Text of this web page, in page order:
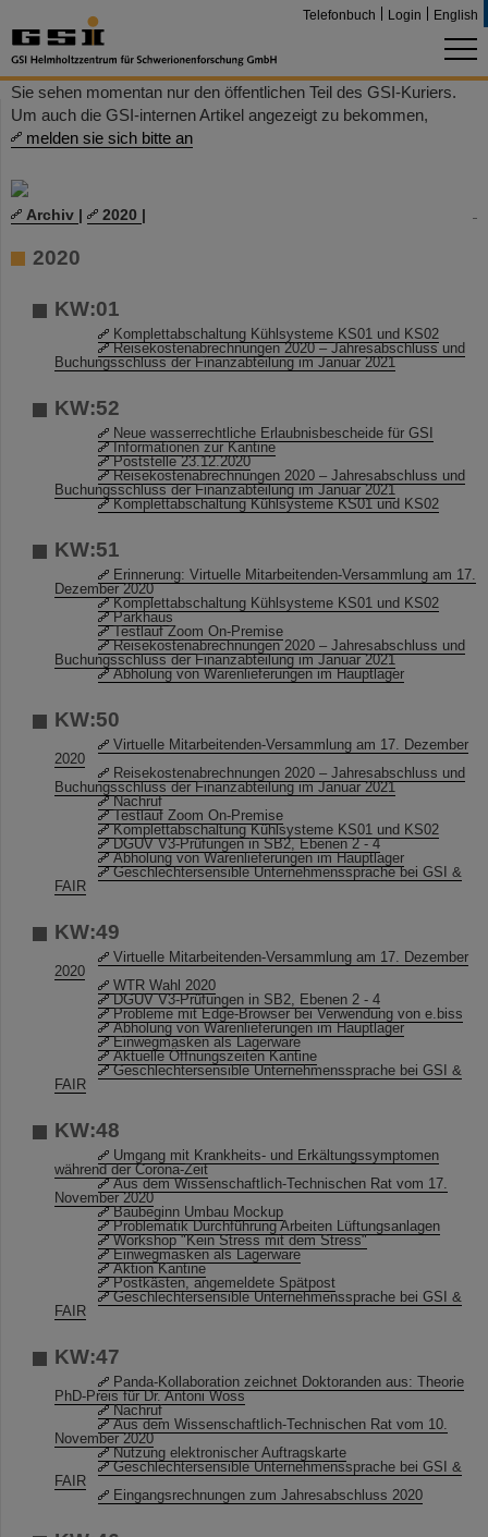
Telefonbuch Login English
Sie sehen momentan nur den öffentlichen Teil des GSI-Kuriers.
Um auch die GSI-internen Artikel angezeigt zu bekommen,
melden sie sich bitte an
Archiv | 2020 |
2020
KW:01
Komplettabschaltung Kühlsysteme KS01 und KS02
Reisekostenabrechnungen 2020 – Jahresabschluss und
Buchungsschluss der Finanzabteilung im Januar 2021
KW:52
Neue wasserrechtliche Erlaubnisbescheide für GSI
Informationen zur Kantine
Poststelle 23.12.2020
Reisekostenabrechnungen 2020 – Jahresabschluss und
Buchungsschluss der Finanzabteilung im Januar 2021
Komplettabschaltung Kühlsysteme KS01 und KS02
KW:51
Erinnerung: Virtuelle Mitarbeitenden-Versammlung am 17.
Dezember 2020
Komplettabschaltung Kühlsysteme KS01 und KS02
Parkhaus
Testlauf Zoom On-Premise
Reisekostenabrechnungen 2020 – Jahresabschluss und
Buchungsschluss der Finanzabteilung im Januar 2021
Abholung von Warenlieferungen im Hauptlager
KW:50
Virtuelle Mitarbeitenden-Versammlung am 17. Dezember
2020
Reisekostenabrechnungen 2020 – Jahresabschluss und
Buchungsschluss der Finanzabteilung im Januar 2021
Nachruf
Testlauf Zoom On-Premise
Komplettabschaltung Kühlsysteme KS01 und KS02
DGUV V3-Prüfungen in SB2, Ebenen 2 - 4
Abholung von Warenlieferungen im Hauptlager
Geschlechtersensible Unternehmenssprache bei GSI &
FAIR
KW:49
Virtuelle Mitarbeitenden-Versammlung am 17. Dezember
2020
WTR Wahl 2020
DGUV V3-Prüfungen in SB2, Ebenen 2 - 4
Probleme mit Edge-Browser bei Verwendung von e.biss
Abholung von Warenlieferungen im Hauptlager
Einwegmasken als Lagerware
Aktuelle Öffnungszeiten Kantine
Geschlechtersensible Unternehmenssprache bei GSI &
FAIR
KW:48
Umgang mit Krankheits- und Erkältungssymptomen
während der Corona-Zeit
Aus dem Wissenschaftlich-Technischen Rat vom 17.
November 2020
Baubeginn Umbau Mockup
Problematik Durchführung Arbeiten Lüftungsanlagen
Workshop "Kein Stress mit dem Stress"
Einwegmasken als Lagerware
Aktion Kantine
Postkästen, angemeldete Spätpost
Geschlechtersensible Unternehmenssprache bei GSI &
FAIR
KW:47
Panda-Kollaboration zeichnet Doktoranden aus: Theorie
PhD-Preis für Dr. Antoni Woss
Nachruf
Aus dem Wissenschaftlich-Technischen Rat vom 10.
November 2020
Nutzung elektronischer Auftragskarte
Geschlechtersensible Unternehmenssprache bei GSI &
FAIR
Eingangsrechnungen zum Jahresabschluss 2020